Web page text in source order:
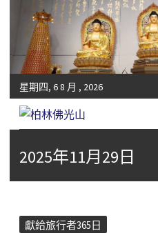
星期四, 6 8 月 , 2026
Fo-Guang-Shan-Tempel, Berlin e.V.
2025年11月29日
獻給旅行者365日